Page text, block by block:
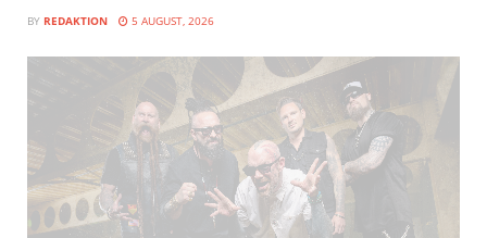
BY REDAKTION 5 AUGUST, 2026